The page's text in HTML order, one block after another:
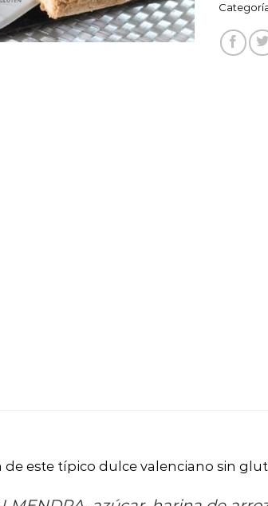
de este típico dulce valenciano sin